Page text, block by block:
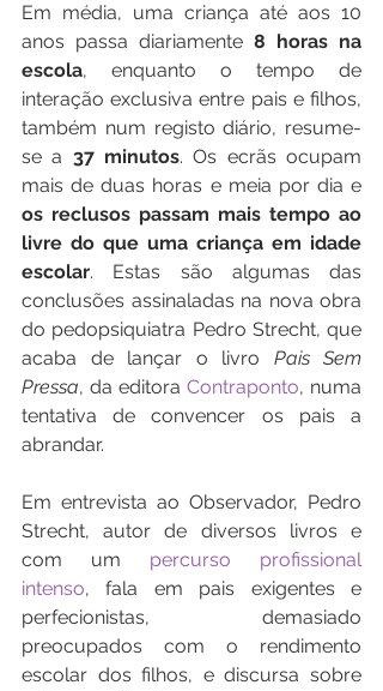
Em média, uma criança até aos 10
anos passa diariamente 8 horas na
escola, enquanto o tempo de
interação exclusiva entre pais e filhos,
também num registo diário, resume-
se a 37 minutos. Os ecrãs ocupam
os reclusos passam mais tempo ao
livre do que uma criança em idade
escolar. Estas são algumas das
conclusões assinaladas na nova obra
do pedopsiquiatra Pedro Strecht, que
acaba de lançar o livro Pais Sem
Pressa, da editora Contraponto, numa
tentativa de convencer os pais a
abrandar.
Em entrevista ao Observador, Pedro
Strecht, autor de diversos livros e
com um percurso profissional
intenso, fala em pais exigentes e
perfecionistas, demasiado
preocupados com o rendimento